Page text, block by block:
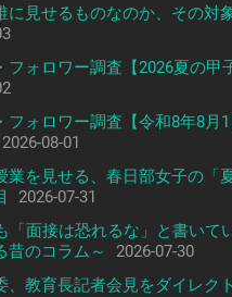
に見せるものなのか、その対
フォロワー調査【2026夏の甲
フォロワー調査【令和8年8
2026-08-01
業を見せる、春日部女子の「
2026-07-31
「面接は恐れるな」と書いて
昔のコラム～
2026-07-30
、教育長記者会見をダイレク